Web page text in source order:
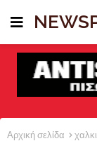
Αρχική σελίδα